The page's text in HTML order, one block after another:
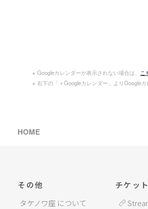
※ Googleカレンダーが表示されない場合は、 こ
※ 右下の「＋Googleカレンダー」よりGoogleカ
HOME
その他
タケノワ座 について
チケット